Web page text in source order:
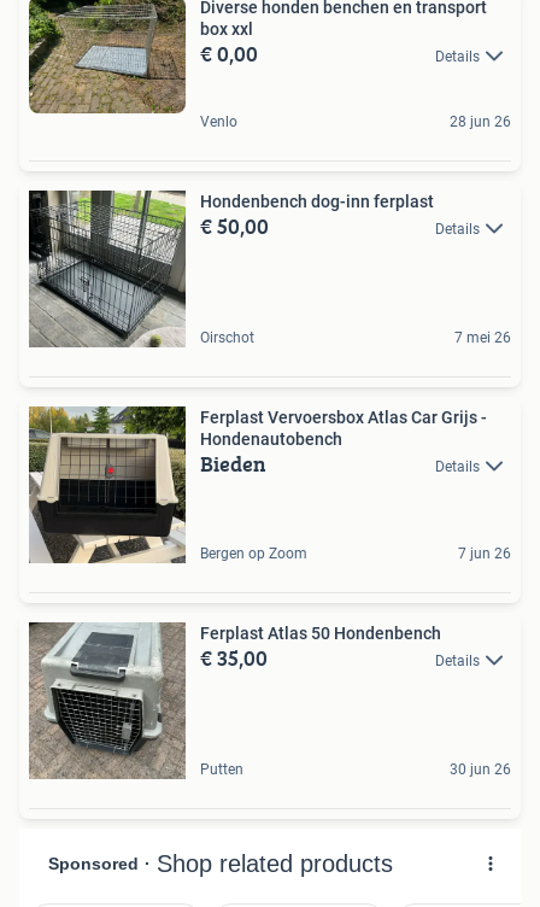
Diverse honden benchen en transport
box xxl
€ 0,00 Details
Venlo 28 jun 26
Hondenbench dog-inn ferplast
€ 50,00 Details
Oirschot 7 mei 26
Ferplast Vervoersbox Atlas Car Grijs -
Hondenautobench
Bieden Details
Bergen op Zoom 7 jun 26
Ferplast Atlas 50 Hondenbench
€ 35,00 Details
Putten 30 jun 26